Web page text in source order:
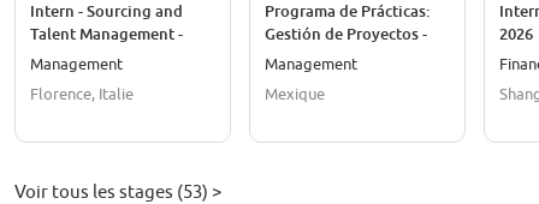
Intern - Sourcing and
Talent Management -
Florence, Italy - 2026
Management
Florence, Italie
Programa de Prácticas:
Gestión de Proyectos -
Ciudad del Carmen - 2026
Management
Mexique
2026
Voir tous les stages (53) >